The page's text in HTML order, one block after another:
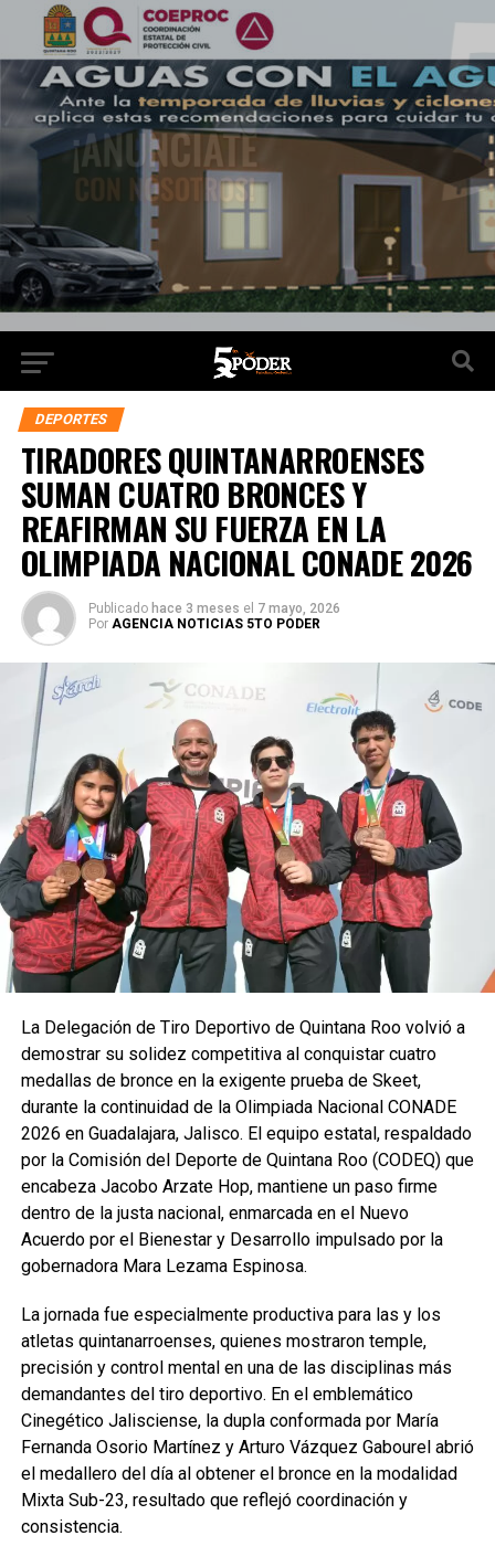
DEPORTES
TIRADORES QUINTANARROENSES
SUMAN CUATRO BRONCES Y
REAFIRMAN SU FUERZA EN LA
OLIMPIADA NACIONAL CONADE 2026
Publicado hace 3 meses el 7 mayo, 2026
Por AGENCIA NOTICIAS 5TO PODER
La Delegación de Tiro Deportivo de Quintana Roo volvió a
demostrar su solidez competitiva al conquistar cuatro
medallas de bronce en la exigente prueba de Skeet,
durante la continuidad de la Olimpiada Nacional CONADE
2026 en Guadalajara, Jalisco. El equipo estatal, respaldado
por la Comisión del Deporte de Quintana Roo (CODEQ) que
encabeza Jacobo Arzate Hop, mantiene un paso firme
dentro de la justa nacional, enmarcada en el Nuevo
Acuerdo por el Bienestar y Desarrollo impulsado por la
gobernadora Mara Lezama Espinosa.
La jornada fue especialmente productiva para las y los
atletas quintanarroenses, quienes mostraron temple,
precisión y control mental en una de las disciplinas más
demandantes del tiro deportivo. En el emblemático
Cinegético Jalisciense, la dupla conformada por María
Fernanda Osorio Martínez y Arturo Vázquez Gabourel abrió
el medallero del día al obtener el bronce en la modalidad
Mixta Sub-23, resultado que reflejó coordinación y
consistencia.